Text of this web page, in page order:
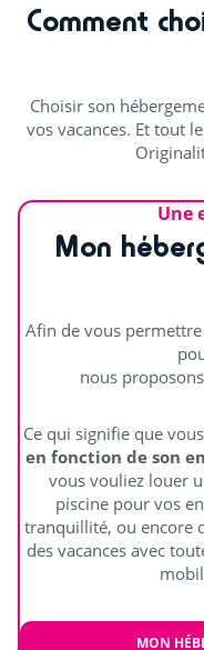
Aire de jeux
Animations en
Comment
Choisir son
vos vacances. Et tout
Une
Mon
Afin de vous
nous
Ce qui signifie que
en fonction de son
vous vouliez louer
piscine pour vos
tranquillité, ou encore
des vacances avec
MON